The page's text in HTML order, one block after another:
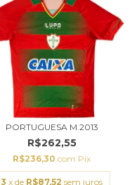
PORTUGUESA M 2013
R$262,55
R$236,30 com Pix
3 x de R$87,52 sem juros